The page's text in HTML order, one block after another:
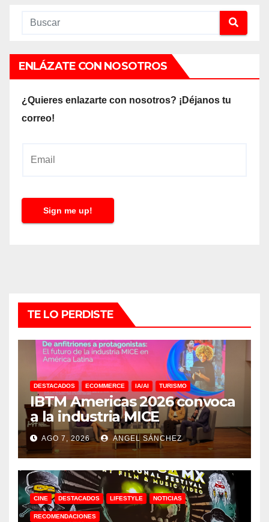
ENLÁZATE CON NOSOTROS
¿Quieres enlazarte con nosotros? ¡Déjanos tu
correo!
l
Sign me up!
TE LO PERDISTE
DESTACADOS ECOMMERCE IA/AI TURISMO
IBTM Americas 2026 convoca
a la industria MICE
AGO 7, 2026 ANGEL SÁNCHEZ
CINE DESTACADOS LIFESTYLE NOTICIAS
RECOMENDACIONES